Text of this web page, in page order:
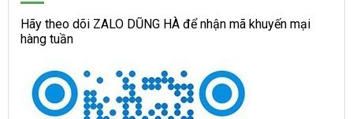
Hãy theo dõi ZALO DŨNG HÀ để nhận mã khuyến mại
hàng tuần